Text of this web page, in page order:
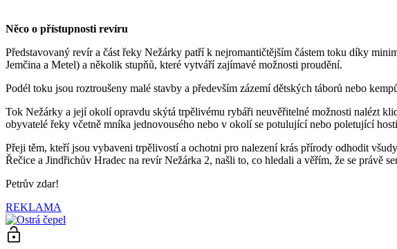
Něco o přístupnosti revíru
Představovaný revír a část řeky Nežárky patří k nejromantičtějším částem toku díky
Jemčina a Metel) a několik stupňů, které vytváří zajímavé možnosti proudění.
Podél toku jsou roztroušeny malé stavby a především zázemí dětských táborů nebo
Tok Nežárky a její okolí opravdu skýtá trpělivému rybáři neuvěřitelné možnosti nalézt
obyvatelé řeky včetně mníka jednovousého nebo v okolí se potulující nebo poletující
Přeji těm, kteří jsou vybaveni trpělivostí a ochotni pro nalezení krás přírody odhodit
Řečice a Jindřichův Hradec na revír Nežárka 2, našli to, co hledali a věřím, že se právě
Petrův zdar!
REKLAMA